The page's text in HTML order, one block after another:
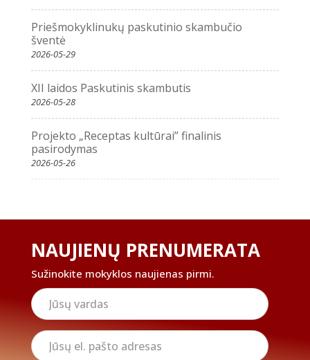
Priešmokyklinukų paskutinio skambučio
šventė
2026-05-29
XII laidos Paskutinis skambutis
2026-05-28
Projekto „Receptas kultūrai” finalinis
pasirodymas
2026-05-26
NAUJIENŲ PRENUMERATA
Sužinokite mokyklos naujienas pirmi.
Jūsų
vardas
Jūsų
el.